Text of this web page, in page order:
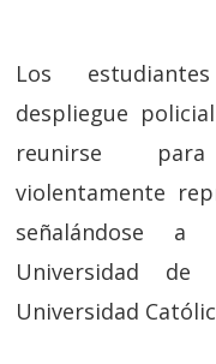
Los
despliegue
reunirse
violentamente
señalándose
Universidad
Universidad